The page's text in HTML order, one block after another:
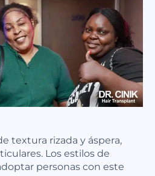
textura rizada y áspera,
Los estilos de
personas con este